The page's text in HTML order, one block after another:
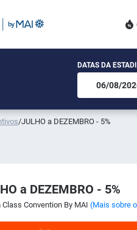
DATAS DA
/JULHO a DEZEMBRO - 5%
a DEZEMBRO - 5%
Class Convention By MAI (Mais sobre